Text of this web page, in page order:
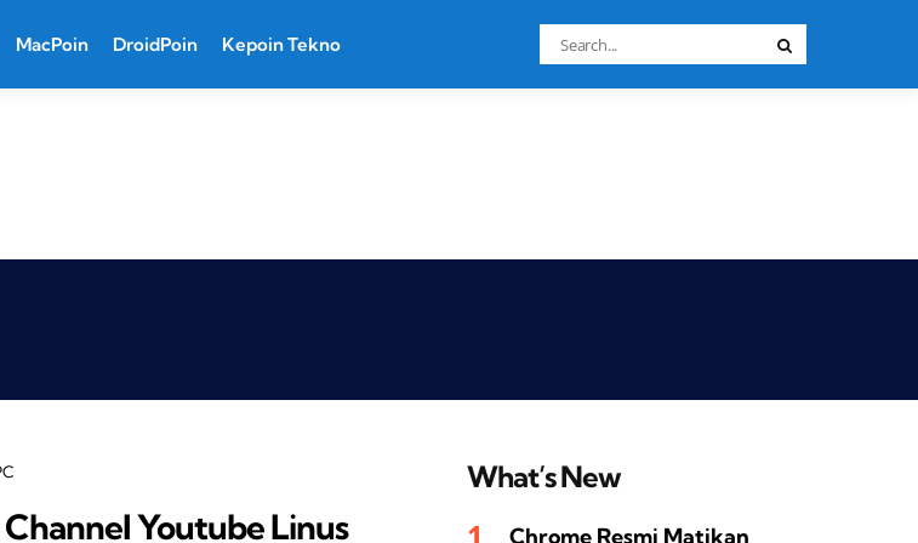
MacPoin DroidPoin Kepoin Tekno
Search
for:
Youtube Linus
What’s New
Chrome Resmi Matikan